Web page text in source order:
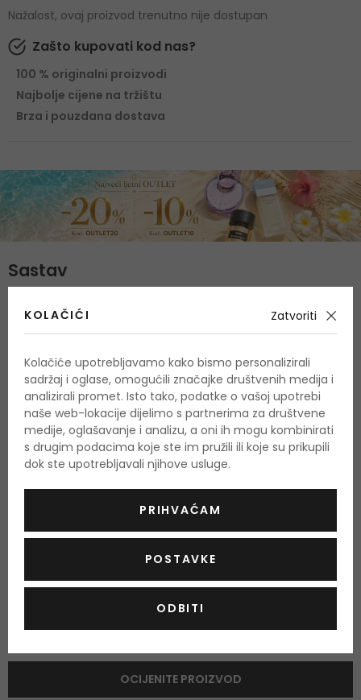
Nažalost, ovaj proizvod trenutno nije dostupan
Zašto kupovati kod nas?
100 % originalni proizvodi
Najbolje cijene na tržištu
Brza i pouzdana dostava
Sastav
Gornje note
frezija, mandarinova narančina aroma, bijela ruža
Srednje note
ljiljan, jasmin, cvijet naranče, cimet, tuberoza
Bazne note
vanilija, kedar, brazilsko ružino stablo
O proizvodu
Još nema recenzija za ovaj proizvod.
OCIJENITE PROIZVOD
KOLAČIĆI Zatvoriti
Kolačiće upotrebljavamo kako bismo personalizirali
sadržaj i oglase, omogućili značajke društvenih medija i
analizirali promet. Isto tako, podatke o vašoj upotrebi
naše web-lokacije dijelimo s partnerima za društvene
medije, oglašavanje i analizu, a oni ih mogu kombinirati
s drugim podacima koje ste im pružili ili koje su prikupili
dok ste upotrebljavali njihove usluge.
PRIHVAĆAM
POSTAVKE
ODBITI